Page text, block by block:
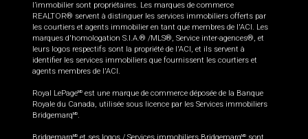
l’immobilier sont propriétaires. Les marques de commerce
REALTOR® servent à distinguer les services immobiliers offerts par
les courtiers et agents immobilier en tant que membres de l'ACI. Les
marques d'homologation S.I.A.® /MLS®, Service inter-agences®, et
leurs logos respectifs sont la propriété de l'ACI, et ils servent à
identifier les services immobiliers que fournissent les courtiers et
agents membres de l'ACI.
Royal LePageMD est une marque de commerce déposée de la Banque
Royale du Canada, utilisée sous licence par les Services immobiliers
BridgemarqMD.
MD MD